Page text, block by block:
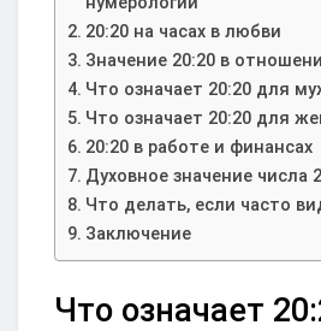
20:20 на часах в любви
Значение 20:20 в
Что означает 20:20 для
Что означает 20:20 для
20:20 в работе и финансах
Духовное значение числа
Что делать, если часто
Заключение
Что означает